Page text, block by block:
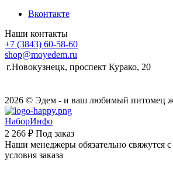
Вконтакте
Наши контакты
+7 (3843) 60-58-60
shop@moyedem.ru
г.Новокузнецк, проспект Курако, 20
2026 © Эдем - и ваш любимый питомец
НаборИнфо
2 266 ₽ Под заказ
Наши менеджеры обязательно свяжутся
условия заказа